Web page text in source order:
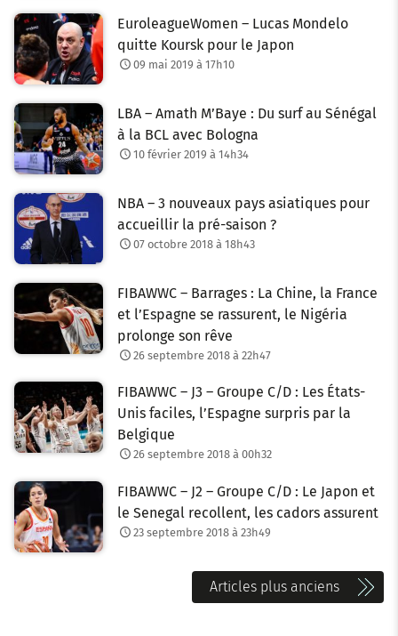
EuroleagueWomen – Lucas Mondelo
quitte Koursk pour le Japon
09 mai 2019 à 17h10
LBA – Amath M’Baye : Du surf au Sénégal
à la BCL avec Bologna
10 février 2019 à 14h34
NBA – 3 nouveaux pays asiatiques pour
accueillir la pré-saison ?
07 octobre 2018 à 18h43
FIBAWWC – Barrages : La Chine, la France
et l’Espagne se rassurent, le Nigéria
prolonge son rêve
26 septembre 2018 à 22h47
FIBAWWC – J3 – Groupe C/D : Les États-
Unis faciles, l’Espagne surpris par la
Belgique
26 septembre 2018 à 00h32
FIBAWWC – J2 – Groupe C/D : Le Japon et
le Senegal recollent, les cadors assurent
23 septembre 2018 à 23h49
Articles plus anciens